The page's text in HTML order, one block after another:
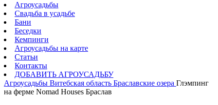
Агроусадьбы
Свадьба в усадьбе
Бани
Беседки
Кемпинги
Агроусадьбы на карте
Статьи
Контакты
ДОБАВИТЬ АГРОУСАДЬБУ
Агроусадьбы Витебская область Браславские озера Глэмпинг
на ферме Nomad Houses Браслав